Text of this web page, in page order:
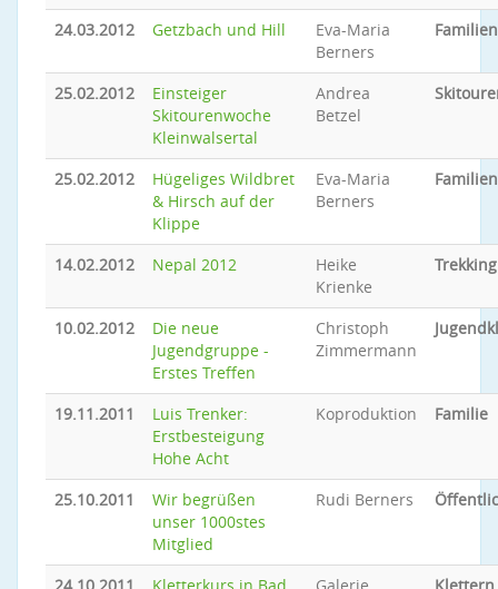
24.03.2012 Getzbach und Hill
Eva-Maria
Berners
25.02.2012
Einsteiger
Skitourenwoche
Kleinwalsertal
Andrea
Betzel
25.02.2012
Hügeliges Wildbret
& Hirsch auf der
Klippe
Eva-Maria
Berners
14.02.2012 Nepal 2012
Heike
Krienke
Trekking
10.02.2012
Die neue
Jugendgruppe -
Erstes Treffen
Christoph
Zimmermann
19.11.2011
Luis Trenker:
Erstbesteigung
Hohe Acht
Koproduktion Familie
25.10.2011
Wir begrüßen
unser 1000stes
Mitglied
Rudi Berners